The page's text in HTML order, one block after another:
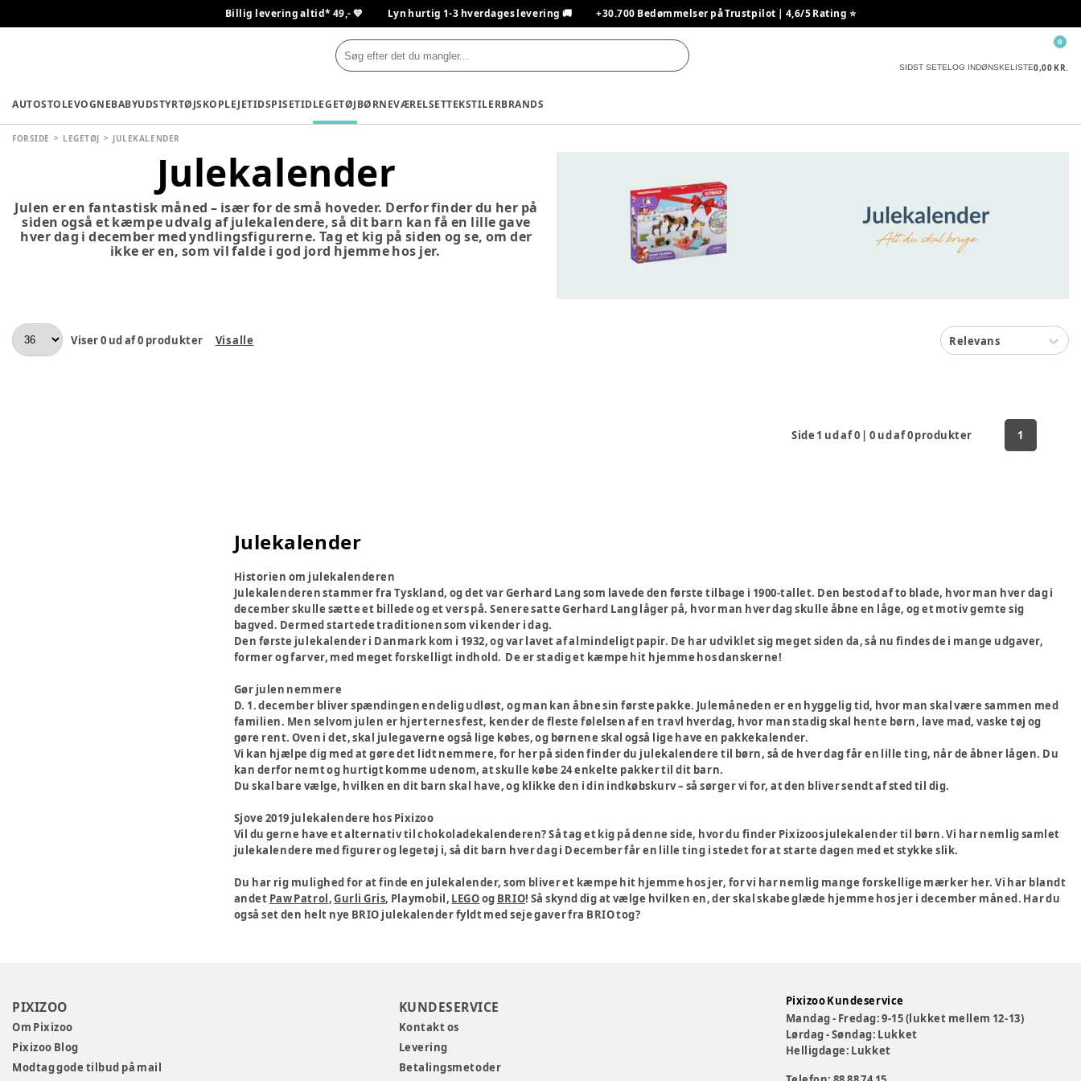
Billig levering altid* 49,- 💙 Lyn hurtig 1-3 hverdages levering 🚚 +30.700 Bedømmelser på Trustpilot | 4,6/5 Rating ⭐️
SIDST SETELOG INDØNSKELISTE0,00 KR.
0
AUTOSTOLEVOGNEBABYUDSTYRTØJSKOPLEJETIDSPISETIDLEGETØJBØRNEVÆRELSETTEKSTILERBRANDS
FORSIDE LEGETØJ JULEKALENDER
Julekalender
Julen er en fantastisk måned – især for de små hoveder. Derfor finder du her på
siden også et kæmpe udvalg af julekalendere, så dit barn kan få en lille gave
hver dag i december med yndlingsfigurerne. Tag et kig på siden og se, om der
ikke er en, som vil falde i god jord hjemme hos jer.
Viser0 ud af0 produkter Vis alle Relevans
Side 1 ud af0 |0 ud af0produkter 1
Julekalender
Historien om julekalenderen
Julekalenderen stammer fra Tyskland, og det var Gerhard Lang som lavede den første tilbage i 1900-tallet. Den bestod af to blade, hvor man hver dag i
december skulle sætte et billede og et vers på. Senere satte Gerhard Lang låger på, hvor man hver dag skulle åbne en låge, og et motiv gemte sig
bagved. Dermed startede traditionen som vi kender i dag.
Den første julekalender i Danmark kom i 1932, og var lavet af almindeligt papir. De har udviklet sig meget siden da, så nu findes de i mange udgaver,
former og farver, med meget forskelligt indhold. De er stadig et kæmpe hit hjemme hos danskerne!
Gør julen nemmere
D. 1. december bliver spændingen endelig udløst, og man kan åbne sin første pakke. Julemåneden er en hyggelig tid, hvor man skal være sammen med
familien. Men selvom julen er hjerternes fest, kender de fleste følelsen af en travl hverdag, hvor man stadig skal hente børn, lave mad, vaske tøj og
gøre rent. Oven i det, skal julegaverne også lige købes, og børnene skal også lige have en pakkekalender.
Vi kan hjælpe dig med at gøre det lidt nemmere, for her på siden finder du julekalendere til børn, så de hver dag får en lille ting, når de åbner lågen. Du
kan derfor nemt og hurtigt komme udenom, at skulle købe 24 enkelte pakker til dit barn.
Du skal bare vælge, hvilken en dit barn skal have, og klikke den i din indkøbskurv – så sørger vi for, at den bliver sendt af sted til dig.
Sjove 2019 julekalendere hos Pixizoo
Vil du gerne have et alternativ til chokoladekalenderen? Så tag et kig på denne side, hvor du finder Pixizoos julekalender til børn. Vi har nemlig samlet
julekalendere med figurer og legetøj i, så dit barn hver dag i December får en lille ting i stedet for at starte dagen med et stykke slik.
Du har rig mulighed for at finde en julekalender, som bliver et kæmpe hit hjemme hos jer, for vi har nemlig mange forskellige mærker her. Vi har blandt
andet Paw Patrol,Gurli Gris, Playmobil, LEGOog BRIO! Så skynd dig at vælge hvilken en, der skal skabe glæde hjemme hos jer i december måned. Har du
også set den helt nye BRIO julekalender fyldt med seje gaver fra BRIO tog?
PIXIZOO
Om Pixizoo
Pixizoo Blog
Modtag gode tilbud på mail
KUNDESERVICE
Kontakt os
Levering
Betalingsmetoder
Pixizoo Kundeservice
Mandag - Fredag: 9-15 (lukket mellem 12-13)
Lørdag - Søndag: Lukket
Helligdage: Lukket